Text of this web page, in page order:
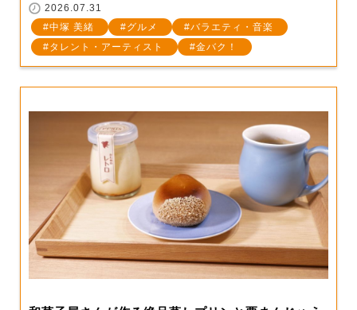
2026.07.31
中塚 美緒
グルメ
バラエティ・音楽
タレント・アーティスト
金バク！